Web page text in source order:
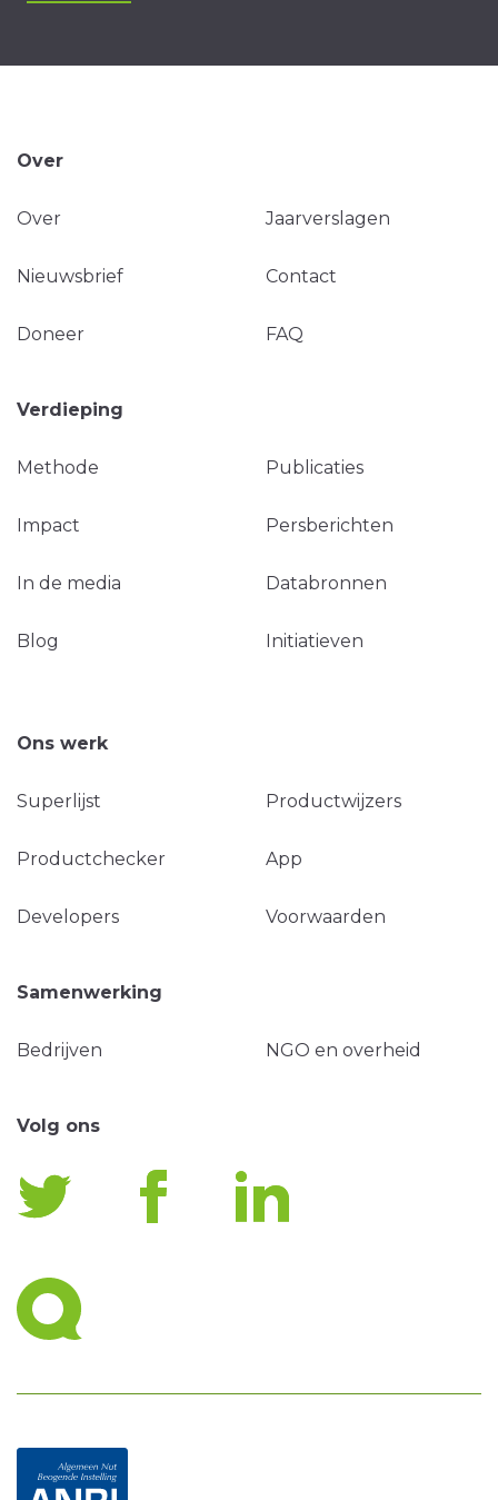
Over
Over Jaarverslagen
Nieuwsbrief Contact
Doneer FAQ
Verdieping
Methode Publicaties
Impact Persberichten
In de media Databronnen
Blog Initiatieven
Ons werk
Superlijst Productwijzers
Productchecker App
Developers Voorwaarden
Samenwerking
Bedrijven NGO en overheid
Volg ons